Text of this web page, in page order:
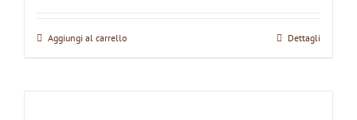
Aggiungi al carrello Dettagli